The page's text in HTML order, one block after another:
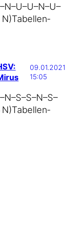
N)Tabel­len­
09.01.2021
15:05
N)Tabel­len­